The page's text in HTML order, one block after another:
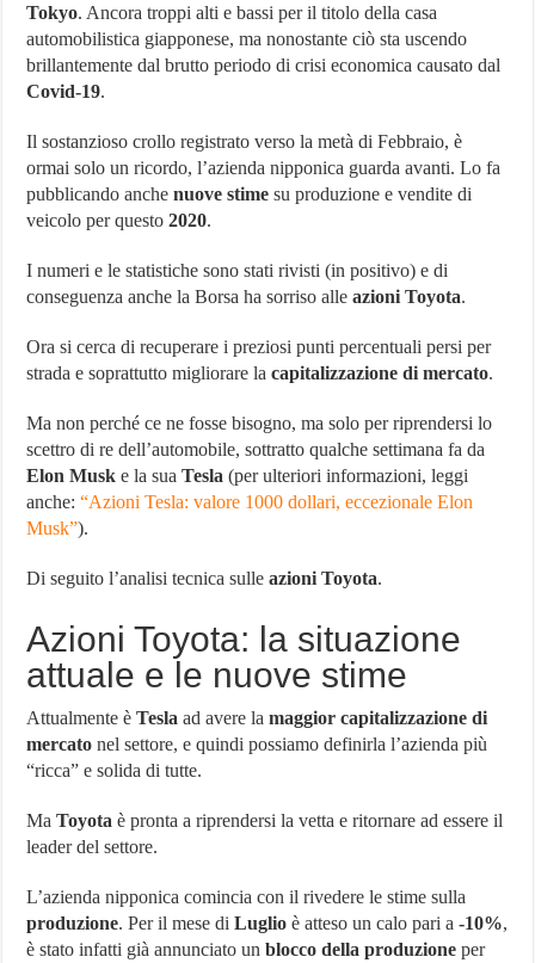
nuove
stime
spingono
il
Tokyo. Ancora troppi alti e bassi per il titolo della casa
automobilistica giapponese, ma nonostante ciò sta uscendo
brillantemente dal brutto periodo di crisi economica causato dal
Covid-19.
Il sostanzioso crollo registrato verso la metà di Febbraio, è
ormai solo un ricordo, l’azienda nipponica guarda avanti. Lo fa
pubblicando anchenuove stime su produzione e vendite di
veicolo per questo2020.
I numeri e le statistiche sono stati rivisti (in positivo) e di
conseguenza anche la Borsa ha sorriso alle azioni Toyota.
Ora si cerca di recuperare i preziosi punti percentuali persi per
strada e soprattutto migliorare lacapitalizzazione di mercato.
Ma non perché ce ne fosse bisogno, ma solo per riprendersi lo
scettro di re dell’automobile, sottratto qualche settimana fa da
Elon Musk e la suaTesla(per ulteriori informazioni, leggi
anche:“Azioni Tesla: valore 1000 dollari, eccezionale Elon
Musk”).
Di seguito l’analisi tecnica sulleazioni Toyota.
Azioni Toyota: la situazione
attuale e le nuove stime
Attualmente èTesla ad avere lamaggior capitalizzazione di
mercato nel settore, e quindi possiamo definirla l’azienda più
“ricca” e solida di tutte.
Ma Toyota è pronta a riprendersi la vetta e ritornare ad essere il
leader del settore.
L’azienda nipponica comincia con il rivedere le stime sulla
produzione. Per il mese diLuglio è atteso un calo pari a-10%,
è stato infatti già annunciato un blocco della produzione per